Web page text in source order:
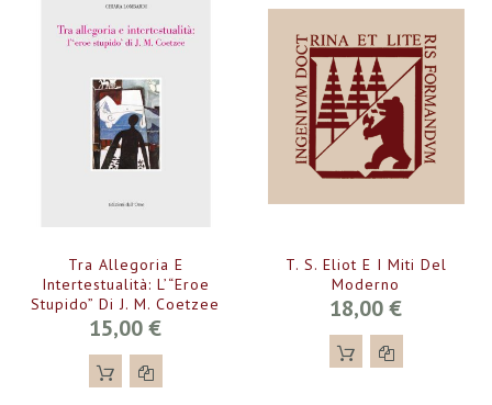
Tra Allegoria E
Intertestualità: L’“eroe
Stupido” Di J. M. Coetzee
15,00 €
T. S. Eliot E I Miti Del
Moderno
18,00 €